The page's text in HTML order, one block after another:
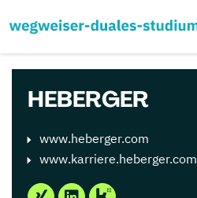
HEBERGER
www.heberger.com
www.karriere.heberger.com